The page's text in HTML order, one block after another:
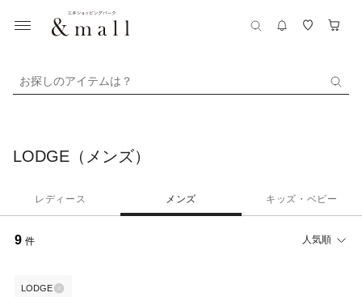
お探しのアイテムは？
LODGE（メンズ）
レディース メンズ キッズ・ベビー
9 件 人気順
LODGE